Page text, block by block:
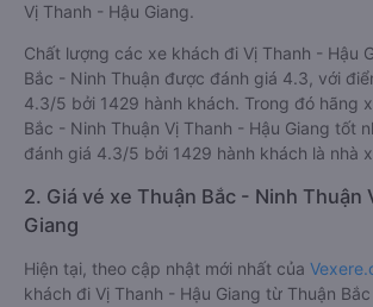
Vị Thanh - Hậu Giang.
Chất lượng các xe khách đi Vị Thanh - Hậu
Bắc - Ninh Thuận được đánh giá 4.3, với
4.3/5 bởi 1429 hành khách. Trong đó hãng
Bắc - Ninh Thuận Vị Thanh - Hậu Giang tốt
đánh giá 4.3/5 bởi 1429 hành khách là nhà
2. Giá vé xe Thuận Bắc - Ninh Thuận
Giang
Hiện tại, theo cập nhật mới nhất của
khách đi Vị Thanh - Hậu Giang từ Thuận